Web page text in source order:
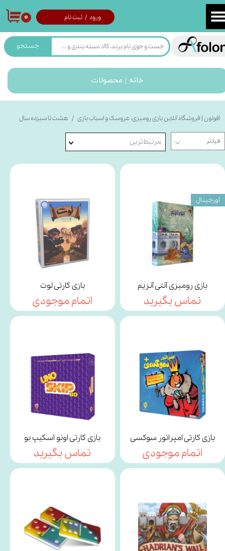
جستجو
ورود / ثبت نام
حساب کاربری من
تغییر گذر واژه
سفارشات
خروج از حساب کاربری
۰
خانه | محصولات
آفولون | فروشگاه آنلاین بازی رومیزی، عروسک و اسباب بازی هشت تا سیزده سال
مرتبط‌ترین
بازی رومیزی آنتی آنزیم
تماس بگیرید
اورجینال
بازی کارتی لوت
اتمام موجودی
بازی کارتی امپراتور سوکسی
اتمام موجودی
بازی کارتی اونو اسکیپ بو
تماس بگیرید